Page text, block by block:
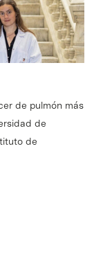
de pulmón más
de
de